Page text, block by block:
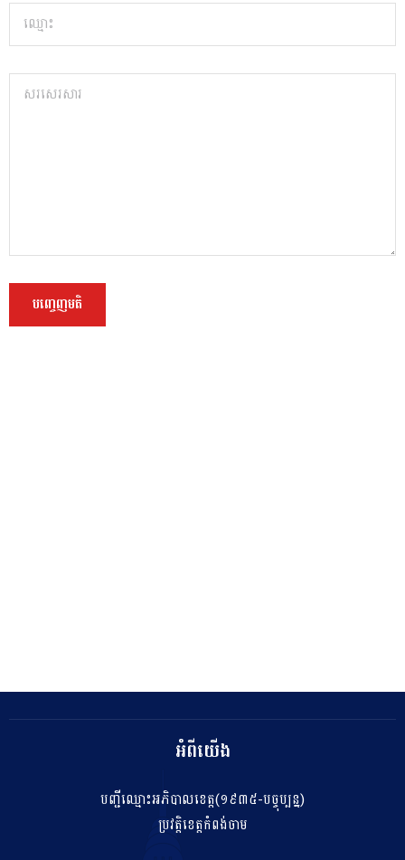
អំពីយើង
បញ្ជីឈ្មោះអភិបាលខេត្ត(១៩៣៥-បច្ចុប្បន្ន)
ប្រវត្តិខេត្តកំពង់ចាម